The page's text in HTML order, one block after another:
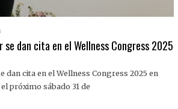
se dan cita en el Wellness Congress 2025
dan cita en el Wellness Congress 2025 en
próximo sábado 31 de